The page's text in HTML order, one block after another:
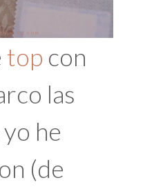
top con
las
he
(de